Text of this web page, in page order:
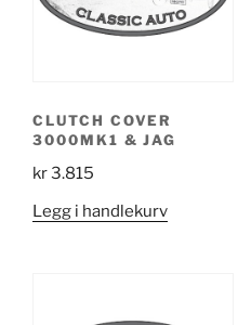
CLUTCH COVER
3000MK1 & JAG
kr3.815
Legg i handlekurv